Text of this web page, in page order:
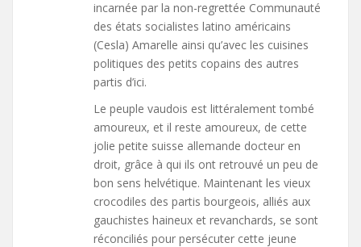
incarnée par la non-regrettée Communauté
des états socialistes latino américains
(Cesla) Amarelle ainsi qu’avec les cuisines
politiques des petits copains des autres
partis d’ici.
Le peuple vaudois est littéralement tombé
amoureux, et il reste amoureux, de cette
jolie petite suisse allemande docteur en
droit, grâce à qui ils ont retrouvé un peu de
bon sens helvétique. Maintenant les vieux
crocodiles des partis bourgeois, alliés aux
gauchistes haineux et revanchards, se sont
réconciliés pour persécuter cette jeune